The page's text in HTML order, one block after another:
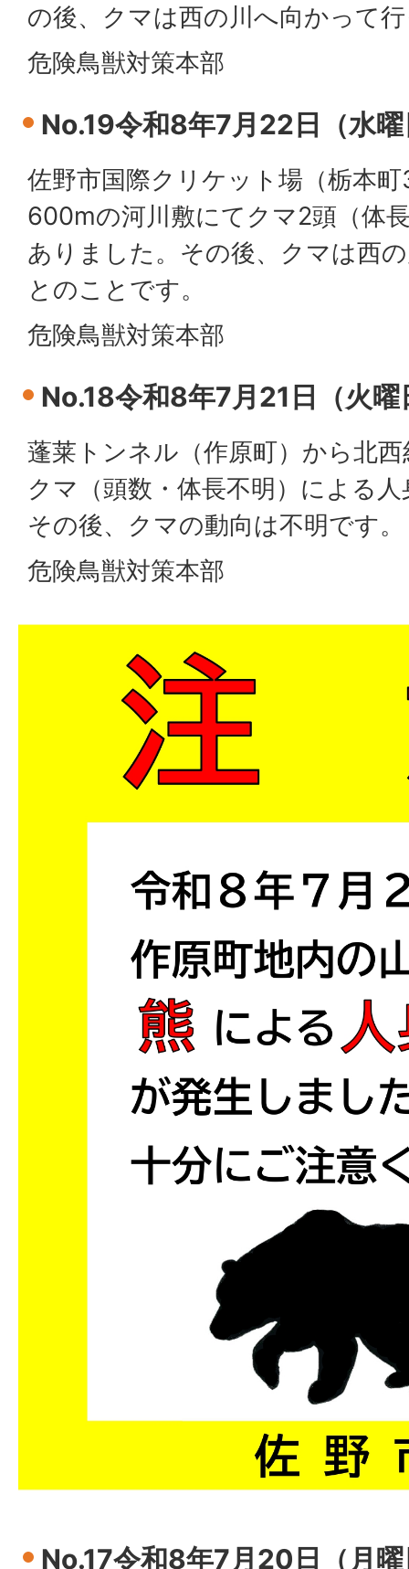
の後、クマは西の川へ向かって
危険鳥獣対策本部
No.19令和8年7月22日（水
佐野市国際クリケット場（栃本
600mの河川敷にてクマ2頭（体
ありました。その後、クマは西
とのことです。
危険鳥獣対策本部
No.18令和8年7月21日（火曜
蓬莱トンネル（作原町）から北
クマ（頭数・体長不明）による
その後、クマの動向は不明です。
危険鳥獣対策本部
No.17令和8年7月20日（月